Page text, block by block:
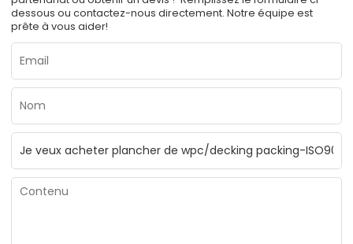
dessous ou contactez-nous directement. Notre équipe est
prête à vous aider!